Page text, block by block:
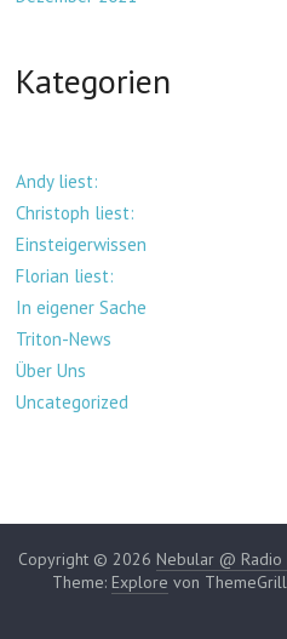
Kategorien
Andy liest:
Christoph liest:
Einsteigerwissen
Florian liest:
In eigener Sache
Triton-News
Über Uns
Uncategorized
Copyright © 2026 Nebular @ Radio
Theme: Explore von